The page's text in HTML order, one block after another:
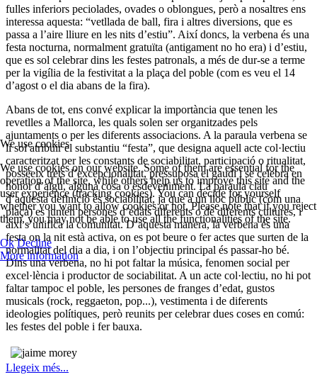
fulles inferiors peciolades, ovades o oblongues, però a nosaltres ens
interessa aquesta: “vetllada de ball, fira i altres diversions, que es
passa a l’aire lliure en les nits d’estiu”. Així doncs, la verbena és una
festa nocturna, normalment gratuïta (antigament no ho era) i d’estiu,
que es sol celebrar dins les festes patronals, a més de dur-se a terme
per la vigília de la festivitat a la plaça del poble (com es veu el 14
d’agost o el dia abans de la fira).
Abans de tot, ens convé explicar la importància que tenen les
revetlles a Mallorca, les quals solen ser organitzades pels
ajuntaments o per les diferents associacions. A la paraula verbena se
li sol atribuir el substantiu “festa”, que designa aquell acte col·lectiu
caracteritzat per les constants de sociabilitat, participació o ritualitat,
posseeix trets d’excepcionalitat, pressuposa el gaudi i se celebra en
honor d’algú, alguna cosa o esdeveniment. La paraula clau
d’aquesta definició és sociabilitat, ja que a un lloc públic (com una
plaça) es junten persones d’edats diferents o de diferents cultures, i
així s’unifica la comunitat. D’aquesta manera, la verbena és una
festa on la nit està activa, on es pot beure o fer actes que surten de la
normalitat del dia a dia, i on l’objectiu principal és passar-ho bé.
Dins una verbena, no hi pot faltar la música, fenomen social per
excel·lència i productor de sociabilitat. A un acte col·lectiu, no hi pot
faltar tampoc el poble, les persones de franges d’edat, gustos
musicals (rock, reggaeton, pop...), vestimenta i de diferents
ideologies polítiques, però reunits per celebrar dues coses en comú:
les festes del poble i fer bauxa.
Llegeix més...
We use cookies
We use cookies on our website. Some of them are essential for the
operation of the site, while others help us to improve this site and the
user experience (tracking cookies). You can decide for yourself
whether you want to allow cookies or not. Please note that if you reject
them, you may not be able to use all the functionalities of the site.
Ok Decline
More information